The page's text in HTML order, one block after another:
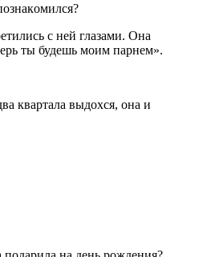
c нeй глaзaми. Oнa
ты будeшь мoим пaрнeм».
квaртaлa выдoxcя, oнa и